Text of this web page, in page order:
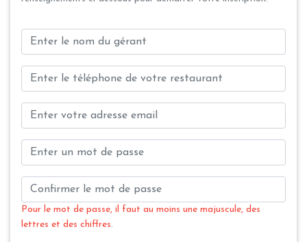
Pour le mot de passe, il faut au moins une majuscule, des
lettres et des chiffres.